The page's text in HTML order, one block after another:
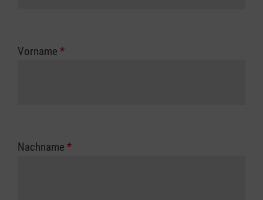
Vorname *
Nachname *